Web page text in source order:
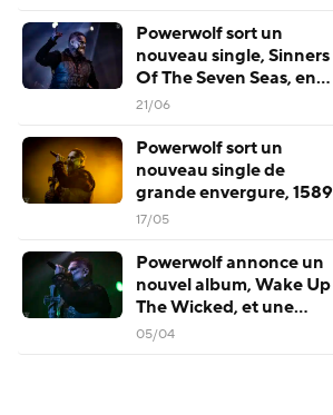
Powerwolf sort un
nouveau single, Sinners
Of The Seven Seas, en
prévision de son prochain
21/06
Powerwolf sort un
nouveau single de
grande envergure, 1589
17/05
Powerwolf annonce un
nouvel album, Wake Up
The Wicked, et une
tournée étendue
05/04